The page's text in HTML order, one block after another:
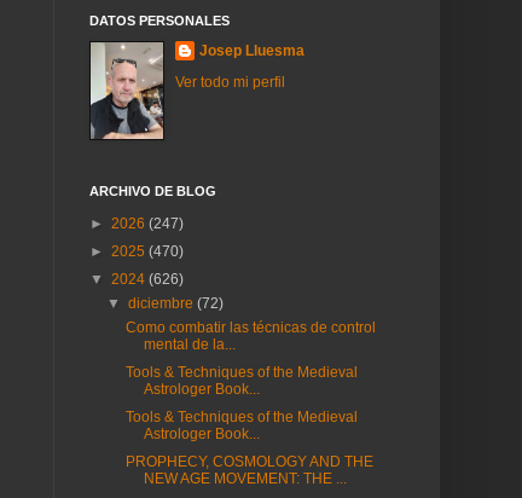
DATOS PERSONALES
Josep Lluesma
Ver todo mi perfil
ARCHIVO DE BLOG
► 2026 (247)
► 2025 (470)
▼ 2024 (626)
▼diciembre(72)
Como combatir las técnicas de control
mental de la...
Tools & Techniques of the Medieval
Astrologer Book...
Tools & Techniques of the Medieval
Astrologer Book...
PROPHECY, COSMOLOGY AND THE
NEW AGE MOVEMENT: THE ...